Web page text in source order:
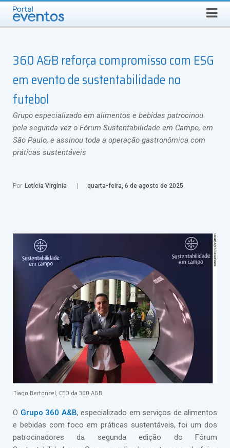
Select Language ▼
360 A&B reforça compromisso com ESG
em evento de sustentabilidade no
futebol
Grupo especializado em alimentos e bebidas patrocinou
pela segunda vez o Fórum Sustentabilidade em Campo, em
São Paulo, e assinou toda a operação gastronômica com
práticas sustentáveis
Por Letícia Virgínia quarta-feira, 6 de agosto de 2025
Tiago Bertoncel, CEO da 360 A&B
O Grupo 360 A&B, especializado em serviços de alimentos
e bebidas com foco em práticas sustentáveis, foi um dos
patrocinadores da segunda edição do Fórum